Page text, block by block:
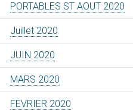
PORTABLES ST AOUT 2020
Juillet 2020
JUIN 2020
MARS 2020
FEVRIER 2020